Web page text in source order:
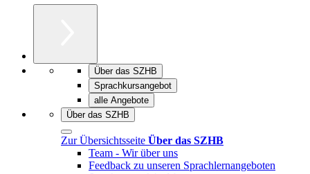
Über das SZHB
Sprachkursangebot
alle Angebote
Über das SZHB
Zur Übersichtsseite Über das SZHB
Team - Wir über uns
Feedback zu unseren Sprachlernangeboten